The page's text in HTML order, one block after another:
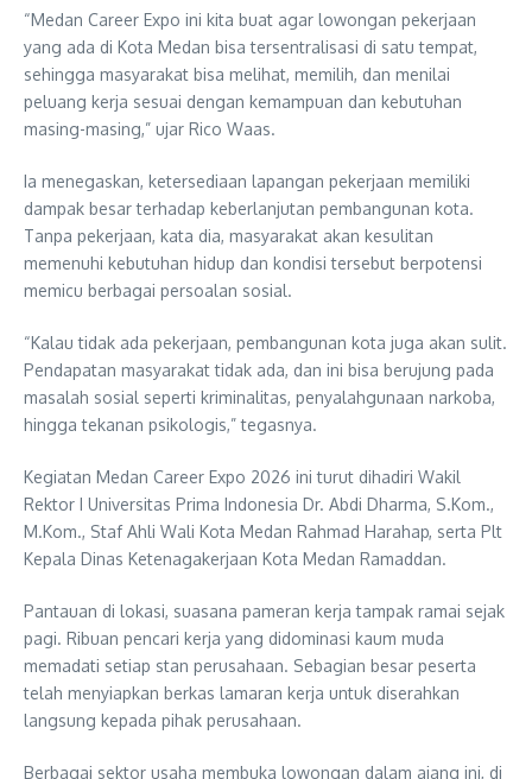
“Medan Career Expo ini kita buat agar lowongan pekerjaan
yang ada di Kota Medan bisa tersentralisasi di satu tempat,
sehingga masyarakat bisa melihat, memilih, dan menilai
peluang kerja sesuai dengan kemampuan dan kebutuhan
masing-masing,” ujar Rico Waas.
Ia menegaskan, ketersediaan lapangan pekerjaan memiliki
dampak besar terhadap keberlanjutan pembangunan kota.
Tanpa pekerjaan, kata dia, masyarakat akan kesulitan
memenuhi kebutuhan hidup dan kondisi tersebut berpotensi
memicu berbagai persoalan sosial.
“Kalau tidak ada pekerjaan, pembangunan kota juga akan sulit.
Pendapatan masyarakat tidak ada, dan ini bisa berujung pada
masalah sosial seperti kriminalitas, penyalahgunaan narkoba,
hingga tekanan psikologis,” tegasnya.
Kegiatan Medan Career Expo 2026 ini turut dihadiri Wakil
Rektor I Universitas Prima Indonesia Dr. Abdi Dharma, S.Kom.,
M.Kom., Staf Ahli Wali Kota Medan Rahmad Harahap, serta Plt
Kepala Dinas Ketenagakerjaan Kota Medan Ramaddan.
Pantauan di lokasi, suasana pameran kerja tampak ramai sejak
pagi. Ribuan pencari kerja yang didominasi kaum muda
memadati setiap stan perusahaan. Sebagian besar peserta
telah menyiapkan berkas lamaran kerja untuk diserahkan
langsung kepada pihak perusahaan.
Berbagai sektor usaha membuka lowongan dalam ajang ini, di